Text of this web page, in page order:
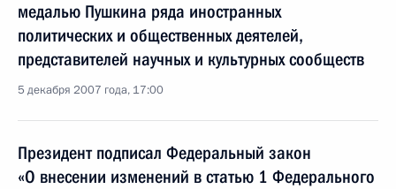
медалью Пушкина ряда иностранных
политических и общественных деятелей,
представителей научных и культурных сообществ
5 декабря 2007 года, 17:00
Президент подписал Федеральный закон
«О внесении изменений в статью 1 Федерального